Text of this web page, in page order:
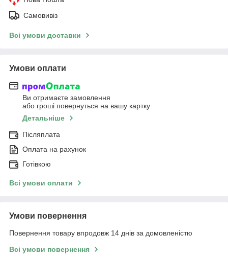
Самовивіз
Всі умови доставки
Умови оплати
Ви отримаєте замовлення
або гроші повернуться на вашу картку
Детальніше
Післяплата
Оплата на рахунок
Готівкою
Всі умови оплати
Умови повернення
Повернення товару впродовж 14 днів за домовленістю
Всі умови повернення